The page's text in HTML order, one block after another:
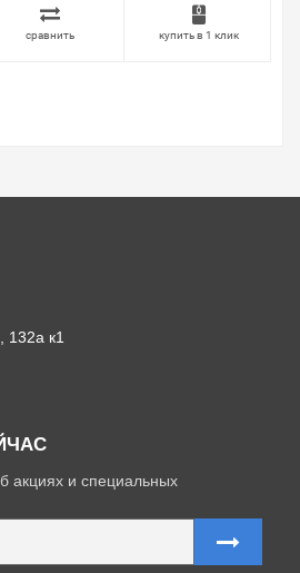
сравнить купить в 1 клик
132а к1
акциях и специальных